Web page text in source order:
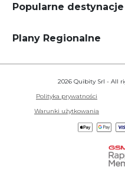
Popularne destynacje
Plany Regionalne
2026 Quibity Srl - All
Polityka prywatności
Warunki użytkowania